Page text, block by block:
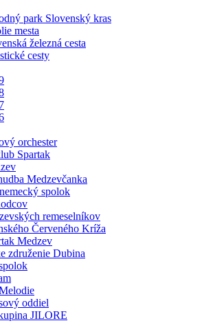
park Slovenský kras
mesta
železná cesta
cesty
orchester
Spartak
Medzevčanka
spolok
remeselníkov
Červeného Kríža
Medzev
združenie Dubina
oddiel
JILORE